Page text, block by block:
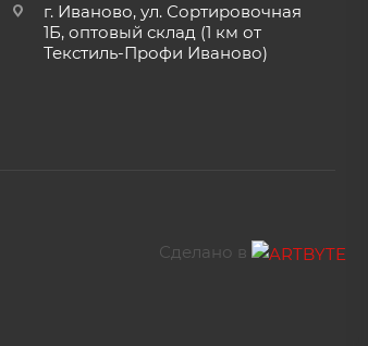
г. Иваново, ул. Сортировочная
1Б, оптовый склад (1 км от
Текстиль-Профи Иваново)
Сделано в